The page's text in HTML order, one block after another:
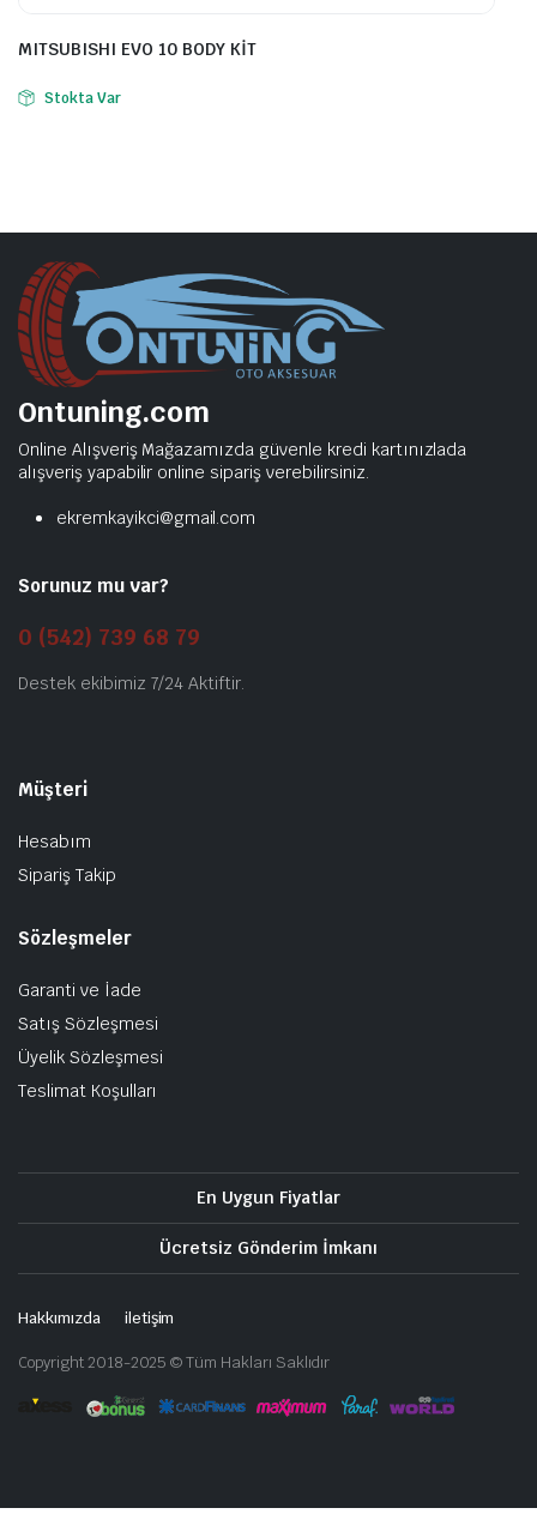
MITSUBISHI EVO 10 BODY KİT
Stokta Var
Ontuning.com
Online Alışveriş Mağazamızda güvenle kredi kartınızlada
alışveriş yapabilir online sipariş verebilirsiniz.
ekremkayikci@gmail.com
Sorunuz mu var?
0 (542) 739 68 79
Destek ekibimiz 7/24 Aktiftir.
Müşteri
Hesabım
Sipariş Takip
Sözleşmeler
Garanti ve İade
Satış Sözleşmesi
Üyelik Sözleşmesi
Teslimat Koşulları
En Uygun Fiyatlar
Ücretsiz Gönderim İmkanı
Hakkımızda iletişim
Copyright 2018-2025 © Tüm Hakları Saklıdır